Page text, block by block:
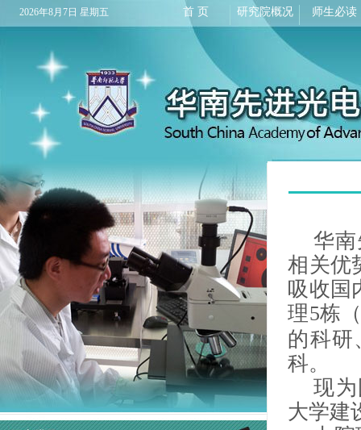
2026年8月7日 星期五 首 页 研究院概况 师生必读
华
相关优
吸收国
理5栋
的科研
科。
现
大学建